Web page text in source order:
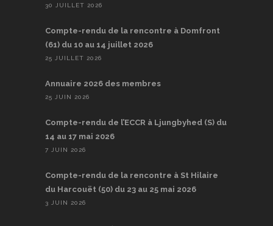
30 JUILLET 2026
Compte-rendu de la rencontre à Domfront
(61) du 10 au 14 juillet 2026
25 JUILLET 2026
Annuaire 2026 des membres
25 JUIN 2026
Compte-rendu de l’ECCR à Ljungbyhed (S) du
14 au 17 mai 2026
7 JUIN 2026
Compte-rendu de la rencontre à St Hilaire
du Harcouët (50) du 23 au 25 mai 2026
3 JUIN 2026